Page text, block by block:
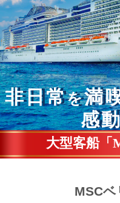
非日常を満
感
大型客船「
MSC